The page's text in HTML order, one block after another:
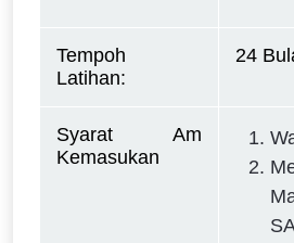
Tempoh
Latihan:
24
Syarat Am
Kemasukan